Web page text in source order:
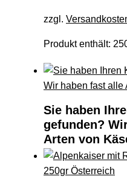
zzgl.
Produkt enthält:
Sie haben
gefunden?
Arten von